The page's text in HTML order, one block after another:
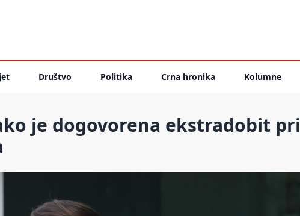
Društvo Politika Crna hronika Kolumne
je dogovorena ekstradobit pri